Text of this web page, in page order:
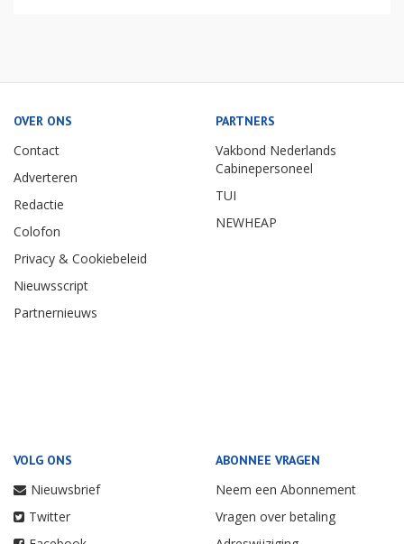
OVER ONS
Contact
Adverteren
Redactie
Colofon
Privacy & Cookiebeleid
Nieuwsscript
Partnernieuws
PARTNERS
Vakbond Nederlands
Cabinepersoneel
TUI
NEWHEAP
VOLG ONS
Nieuwsbrief
Twitter
ABONNEE VRAGEN
Neem een Abonnement
Vragen over betaling